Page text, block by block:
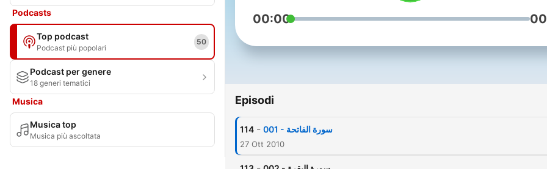
Podcasts
Top podcast
Podcast più popolari
50
Podcast per genere
18 generi tematici
Musica
Musica top
Musica più ascoltata
00:00
Episodi
114 - 001 - سورة الفاتحة
27 Ott 2010